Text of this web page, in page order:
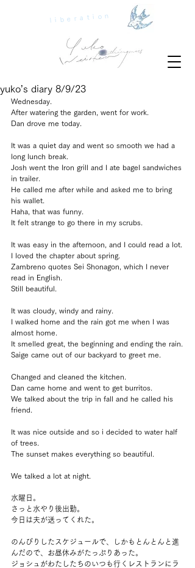
liberation
yuko’s diary 8/9/23
Wednesday.
After watering the garden, went for work.
Dan drove me today.
It was a quiet day and went so smooth we had a
long lunch break.
Josh went the Iron grill and I ate bagel sandwiches
in trailer.
He called me after while and asked me to bring
his wallet.
Haha, that was funny.
It felt strange to go there in my scrubs.
It was easy in the afternoon, and I could read a lot.
I loved the chapter about spring.
Zambreno quotes Sei Shonagon, which I never
read in English.
Still beautiful.
It was cloudy, windy and rainy.
I walked home and the rain got me when I was
almost home.
It smelled great, the beginning and ending the rain.
Saige came out of our backyard to greet me.
Changed and cleaned the kitchen.
Dan came home and went to get burritos.
We talked about the trip in fall and he called his
friend.
It was nice outside and so i decided to water half
of trees.
The sunset makes everything so beautiful.
We talked a lot at night.
水曜日。
さっと水やり後出勤。
今日は夫が送ってくれた。
のんびりしたスケジュールで、しかもとんとんと進
んだので、お昼休みがたっぷりあった。
ジョシュがわたしたちのいつも行くレストランにラ